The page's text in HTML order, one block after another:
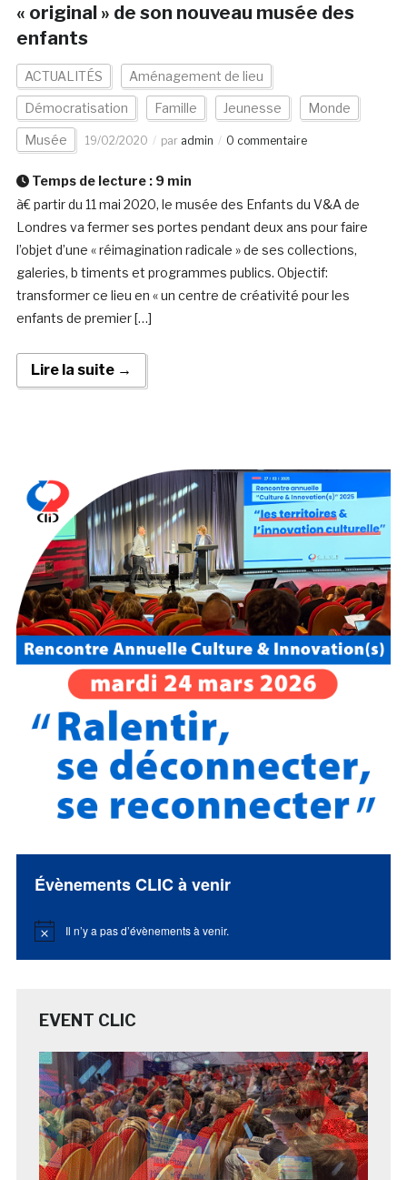
« original » de son nouveau musée des
enfants
ACTUALITÉS Aménagement de lieu
Démocratisation Famille Jeunesse Monde
Musée 19/02/2020 par admin 0 commentaire
Temps de lecture : 9 min
à€ partir du 11 mai 2020, le musée des Enfants du V&A de
Londres va fermer ses portes pendant deux ans pour faire
l’objet d’une « réimagination radicale » de ses collections,
galeries, b timents et programmes publics. Objectif:
transformer ce lieu en « un centre de créativité pour les
enfants de premier […]
Lire la suite →
Évènements CLIC à venir
Notice Il n’y a pas d’évènements à venir.
EVENT CLIC